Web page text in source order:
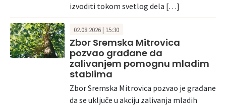
izvoditi tokom svetlog dela […]
02.08.2026 | 15:30
Zbor Sremska Mitrovica
pozvao građane da
zalivanjem pomognu mladim
stablima
Zbor Sremska Mitrovica pozvao je građane
da se uključe u akciju zalivanja mladih